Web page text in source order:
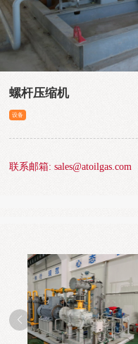
螺杆压缩机
设备
联系邮箱: sales@atoilgas.com